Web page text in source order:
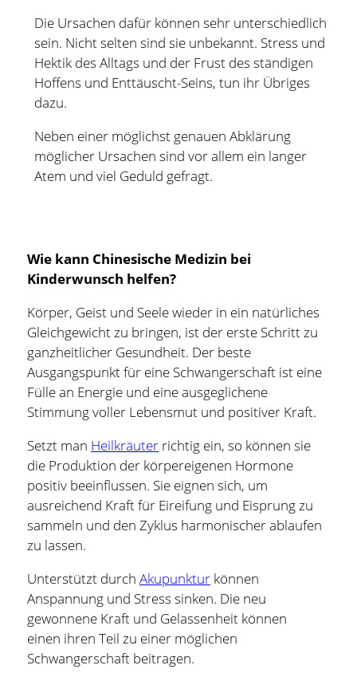
Die Ursachen dafür können sehr unterschiedlich
sein. Nicht selten sind sie unbekannt. Stress und
Hektik des Alltags und der Frust des ständigen
Hoffens und Enttäuscht-Seins, tun ihr Übriges
dazu.
Neben einer möglichst genauen Abklärung
möglicher Ursachen sind vor allem ein langer
Atem und viel Geduld gefragt.
Wie kann Chinesische Medizin bei
Kinderwunsch helfen?
Körper, Geist und Seele wieder in ein natürliches
Gleichgewicht zu bringen, ist der erste Schritt zu
ganzheitlicher Gesundheit. Der beste
Ausgangspunkt für eine Schwangerschaft ist eine
Fülle an Energie und eine ausgeglichene
Stimmung voller Lebensmut und positiver Kraft.
Setzt man Heilkräuterrichtig ein, so können sie
die Produktion der körpereigenen Hormone
positiv beeinflussen. Sie eignen sich, um
ausreichend Kraft für Eireifung und Eisprung zu
sammeln und den Zyklus harmonischer ablaufen
zu lassen.
Unterstützt durch Akupunkturkönnen
Anspannung und Stress sinken. Die neu
gewonnene Kraft und Gelassenheit können
einen ihren Teil zu einer möglichen
Schwangerschaft beitragen.